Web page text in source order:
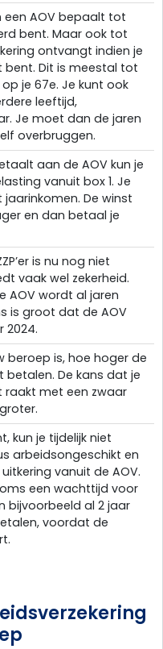
een AOV bepaalt tot
bent. Maar ook tot
ontvangt indien je
bent. Dit is meestal tot
je 67e. Je kunt ook
leeftijd,
Je moet dan de jaren
overbruggen.
aan de AOV kun je
vanuit box 1. Je
De winst
en dan betaal je
is nu nog niet
vaak wel zekerheid.
AOV wordt al jaren
is groot dat de AOV
2024.
beroep is, hoe hoger de
betalen. De kans dat je
raakt met een zwaar
kun je tijdelijk niet
arbeidsongeschikt en
vanuit de AOV.
een wachttijd voor
bijvoorbeeld al 2 jaar
voordat de